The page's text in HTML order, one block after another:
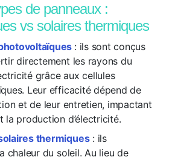
de panneaux :
vs solaires thermiques
: ils sont conçus
directement les rayons du
grâce aux cellules
Leur efficacité dépend de
et de leur entretien, impactant
la production d’électricité.
thermiques: ils
chaleur du soleil. Au lieu de